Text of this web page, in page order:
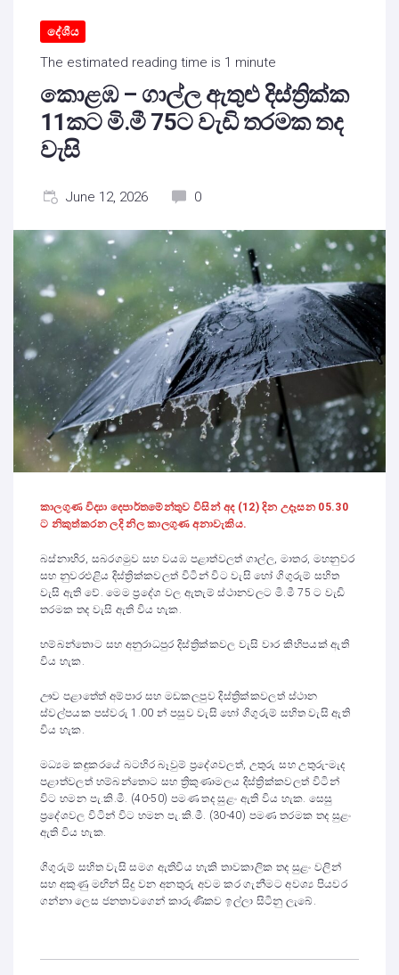
දේශීය
The estimated reading time is 1 minute
කොළඹ – ගාල්ල ඇතුළු දිස්ත්‍රික්ක
11කට මි.මී 75ට වැඩි තරමක තද
වැසි
June 12, 2026 0
කාලගුණ විද්‍යා දෙපාර්තමේන්තුව විසින් අද (12) දින උදෑසන 05.30
ට නිකුත්කරන ලදි නිල කාලගුණ අනාවැකිය.
බස්නාහිර, සබරගමුව සහ වයඹ පළාත්වලත් ගාල්ල, මාතර, මහනුවර
සහ නුවරඑළිය දිස්ත්‍රික්කවලත් විටින් විට වැසි හෝ ගිගුරුම් සහිත
වැසි ඇති වේ. මෙම ප්‍රදේශ වල ඇතැම් ස්ථානවලට මි.මී 75 ට වැඩි
තරමක තද වැසි ඇති විය හැක.
හම්බන්තොට සහ අනුරාධපුර දිස්ත්‍රික්කවල වැසි වාර කිහිපයක් ඇති
විය හැක.
ඌව පළාතේත් අම්පාර සහ මඩකලපුව දිස්ත්‍රික්කවලත් ස්ථාන
ස්වල්පයක පස්වරු 1.00 න් පසුව වැසි හෝ ගිගුරුම් සහිත වැසි ඇති
විය හැක.
මධ්‍යම කඳුකරයේ බටහිර බෑවුම් ප්‍රදේශවලත්, උතුරු සහ උතුරු-මැද
පළාත්වලත් හම්බන්තොට සහ ත්‍රිකුණාමලය දිස්ත්‍රික්කවලත් විටින්
විට හමන පැ.කි.මී. (40-50) පමණ තද සුළං ඇති විය හැක. සෙසු
ප්‍රදේශවල විටින් විට හමන පැ.කි.මී. (30-40) පමණ තරමක තද සුළං
ඇති විය හැක.
ගිගුරුම් සහිත වැසි සමග ඇතිවිය හැකි තාවකාලික තද සුළං වලින්
සහ අකුණු මඟින් සිදු වන අනතුරු අවම කර ගැනීමට අවශ්‍ය පියවර
ගන්නා ලෙස ජනතාවගෙන් කාරුණිකව ඉල්ලා සිටිනු ලැබේ.